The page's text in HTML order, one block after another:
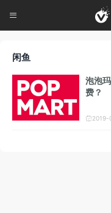

闲鱼
泡泡
费？
